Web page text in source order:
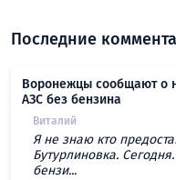
Последние
Воронежцы сообщают о
АЗС без бензина
Виталий
Я не знаю кто
Бутурлиновка.
бензи...